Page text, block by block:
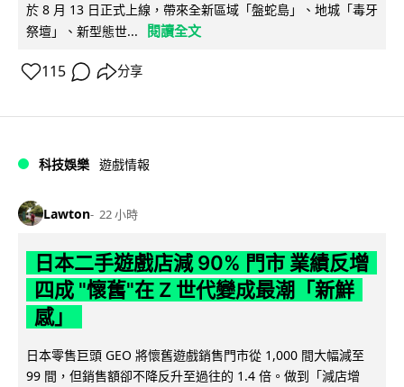
於 8 月 13 日正式上線，帶來全新區域「盤蛇島」、地城「毒牙
祭壇」、新型態世...
閱讀全文
115 分享
科技娛樂 遊戲情報
Lawton 22 小時
日本二手遊戲店減 90% 門市 業績反增
四成 "懷舊"在 Z 世代變成最潮「新鮮
感」
日本零售巨頭 GEO 將懷舊遊戲銷售門市從 1,000 間大幅減至
99 間，但銷售額卻不降反升至過往的 1.4 倍。做到「減店增